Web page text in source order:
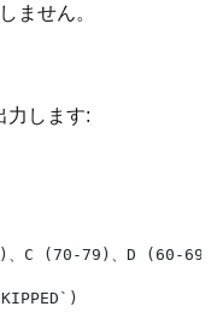
ません。
力します:
、C (70-79)、D (60-